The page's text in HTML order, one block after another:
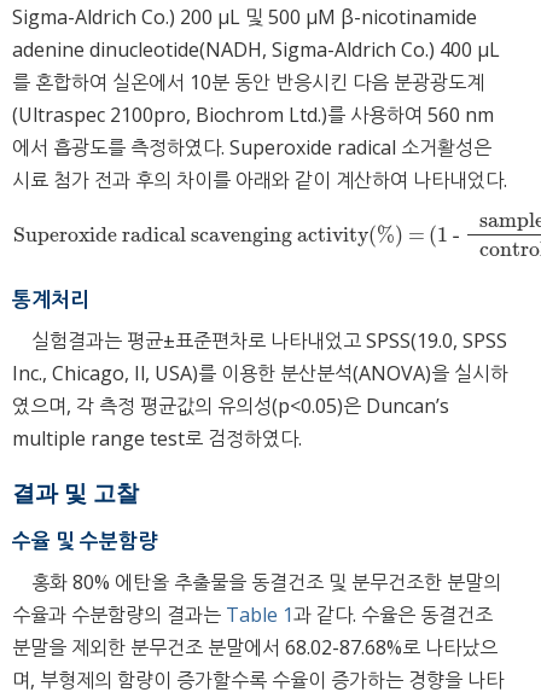
Sigma-Aldrich Co.) 200 μL 및 500 μM β-nicotinamide
adenine dinucleotide(NADH, Sigma-Aldrich Co.) 400 μL
를 혼합하여 실온에서 10분 동안 반응시킨 다음 분광광도계
(Ultraspec 2100pro, Biochrom Ltd.)를 사용하여 560 nm
에서 흡광도를 측정하였다. Superoxide radical 소거활성은
시료 첨가 전과 후의 차이를 아래와 같이 계산하여 나타내었다.
Superoxide radical scavenging activity(%) = (1 -
Superoxide radical scavenging activity(%) =(1 -sample
통계처리
실험결과는 평균±표준편차로 나타내었고 SPSS(19.0, SPSS
Inc., Chicago, Il, USA)를 이용한 분산분석(ANOVA)을 실시하
였으며, 각 측정 평균값의 유의성(p<0.05)은 Duncan’s
multiple range test로 검정하였다.
결과 및 고찰
수율 및 수분함량
홍화 80% 에탄올 추출물을 동결건조 및 분무건조한 분말의
수율과 수분함량의 결과는 Table 1과 같다. 수율은 동결건조
분말을 제외한 분무건조 분말에서 68.02-87.68%로 나타났으
며, 부형제의 함량이 증가할수록 수율이 증가하는 경향을 나타